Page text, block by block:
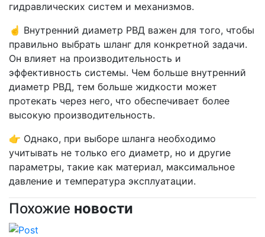
гидравлических систем и механизмов.
☝️ Внутренний диаметр РВД важен для того, чтобы
правильно выбрать шланг для конкретной задачи.
Он влияет на производительность и
эффективность системы. Чем больше внутренний
диаметр РВД, тем больше жидкости может
протекать через него, что обеспечивает более
высокую производительность.
👉 Однако, при выборе шланга необходимо
учитывать не только его диаметр, но и другие
параметры, такие как материал, максимальное
давление и температура эксплуатации.
Похожие новости